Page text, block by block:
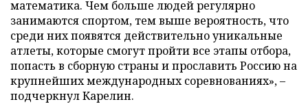
математика. Чем больше людей регулярно
занимаются спортом, тем выше вероятность, что
среди них появятся действительно уникальные
атлеты, которые смогут пройти все этапы отбора,
попасть в сборную страны и прославить Россию на
крупнейших международных соревнованиях», –
подчеркнул Карелин.